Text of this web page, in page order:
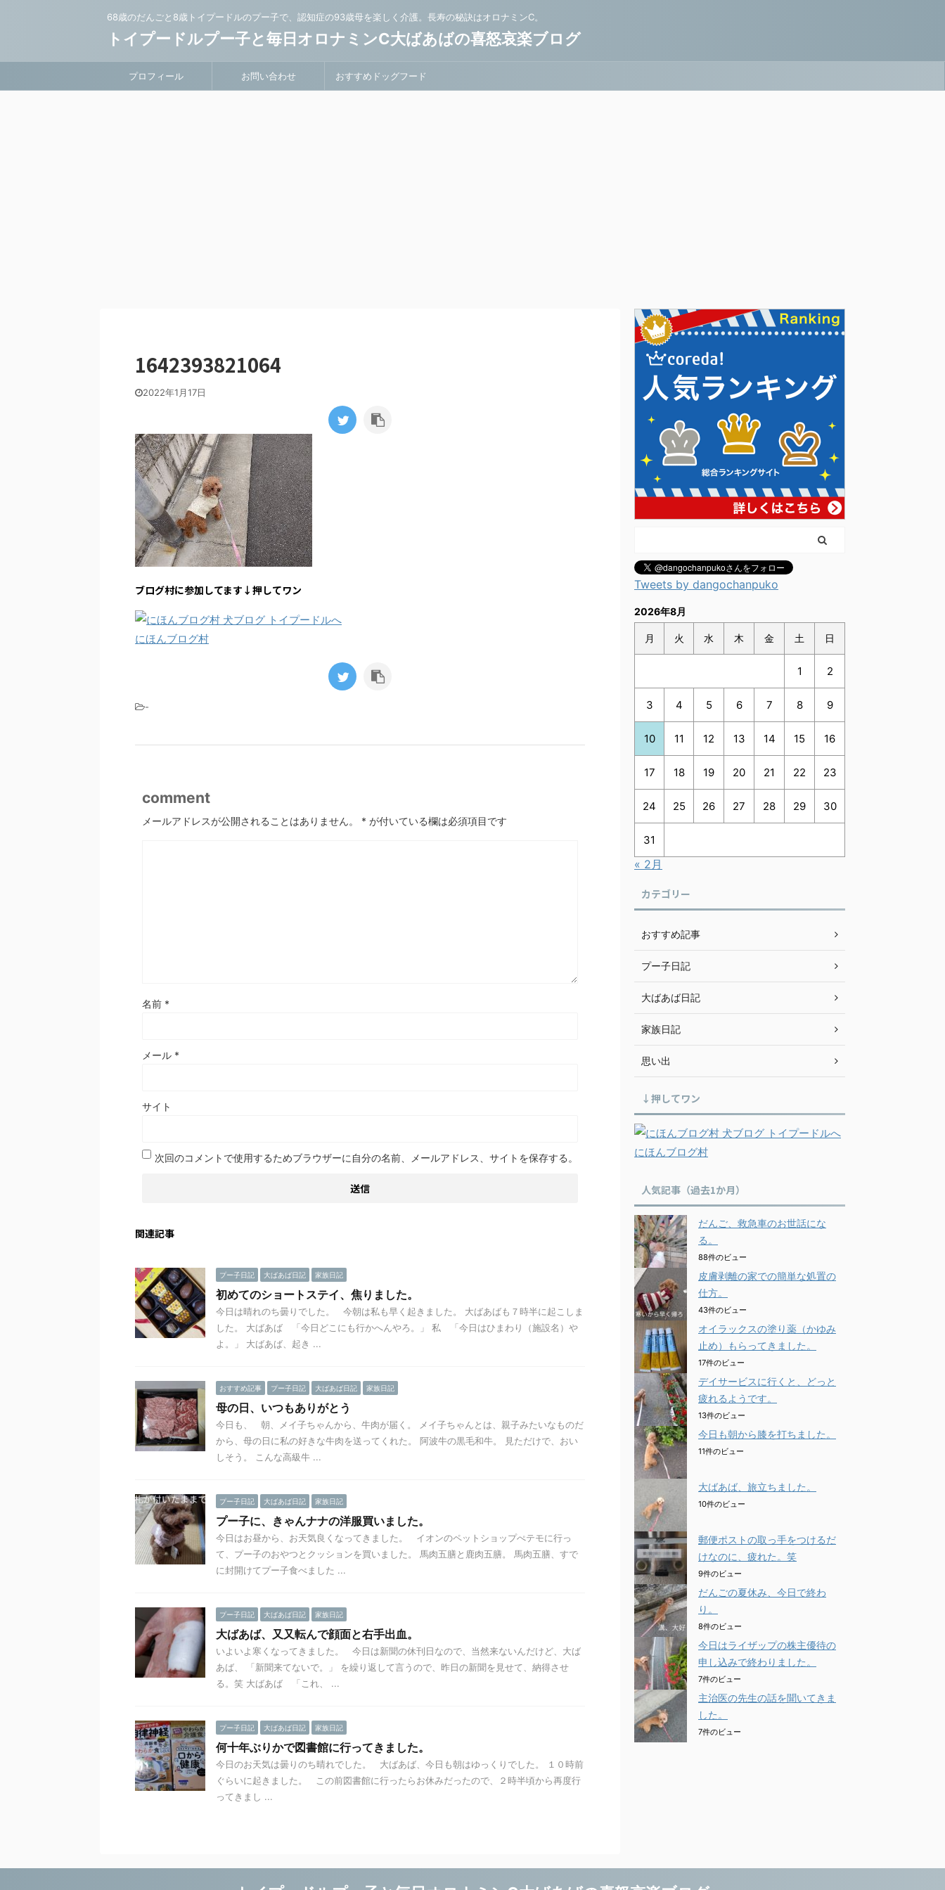
68歳のだんごと8歳トイプードルのプー子で、認知症の93歳母を楽しく介護。長寿の秘訣はオロナミンC。
トイプードルプー子と毎日オロナミンC大ばあばの喜怒哀楽ブログ
プロフィール お問い合わせ おすすめドッグフード
1642393821064
2022年1月17日
ブログ村に参加してます↓押してワン
にほんブログ村
-
comment
メールアドレスが公開されることはありません。 * が付いている欄は必須項目です
名前 *
メール *
サイト
次回のコメントで使用するためブラウザーに自分の名前、メールアドレス、サイトを保存する。
関連記事
プー子日記 大ばあば日記 家族日記
初めてのショートステイ、焦りました。
今日は晴れのち曇りでした。 今朝は私も早く起きました。 大ばあばも７時半に起こしま
した。 大ばあば 「今日どこにも行かへんやろ。」 私 「今日はひまわり（施設名）や
よ。」 大ばあば、起き ...
おすすめ記事 プー子日記 大ばあば日記 家族日記
母の日、いつもありがとう
今日も、 朝、メイ子ちゃんから、牛肉が届く。 メイ子ちゃんとは、親子みたいなものだ
から、母の日に私の好きな牛肉を送ってくれた。 阿波牛の黒毛和牛。 見ただけで、おい
しそう。 こんな高級牛 ...
プー子日記 大ばあば日記 家族日記
プー子に、きゃんナナの洋服買いました。
今日はお昼から、お天気良くなってきました。 イオンのペットショップぺテモに行っ
て、プー子のおやつとクッションを買いました。 馬肉五膳と鹿肉五膳。 馬肉五膳、すで
に封開けてプー子食べました ...
プー子日記 大ばあば日記 家族日記
大ばあば、又又転んで顔面と右手出血。
いよいよ寒くなってきました。 今日は新聞の休刊日なので、当然来ないんだけど、大ば
あば、 「新聞来てないで。」 を繰り返して言うので、昨日の新聞を見せて、納得させ
る。笑 大ばあば 「これ、 ...
プー子日記 大ばあば日記 家族日記
何十年ぶりかで図書館に行ってきました。
今日のお天気は曇りのち晴れでした。 大ばあば、今日も朝はゆっくりでした。 １０時前
ぐらいに起きました。 この前図書館に行ったらお休みだったので、２時半頃から再度行
ってきまし ...
Tweets by dangochanpuko
2026年8月
月 火 水 木 金 土 日
1 2
3 4 5 6 7 8 9
10 11 12 13 14 15 16
17 18 19 20 21 22 23
24 25 26 27 28 29 30
31
« 2月
カテゴリー
おすすめ記事
プー子日記
大ばあば日記
家族日記
思い出
↓押してワン
にほんブログ村
人気記事（過去1か月）
だんご、救急車のお世話にな
る。
88件のビュー
皮膚剥離の家での簡単な処置の
仕方。
43件のビュー
オイラックスの塗り薬（かゆみ
止め）もらってきました。
17件のビュー
デイサービスに行くと、どっと
疲れるようです。
13件のビュー
今日も朝から膝を打ちました。
11件のビュー
大ばあば、旅立ちました。
10件のビュー
郵便ポストの取っ手をつけるだ
けなのに、疲れた。笑
9件のビュー
だんごの夏休み、今日で終わ
り。
8件のビュー
今日はライザップの株主優待の
申し込みで終わりました。
7件のビュー
主治医の先生の話を聞いてきま
した。
7件のビュー